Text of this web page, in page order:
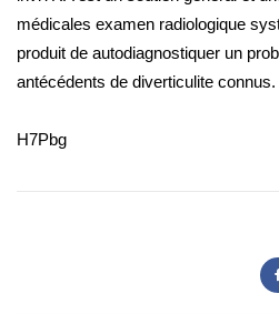
médicales examen radiologique
produit de autodiagnostiquer un
antécédents de diverticulite connus.
H7Pbg